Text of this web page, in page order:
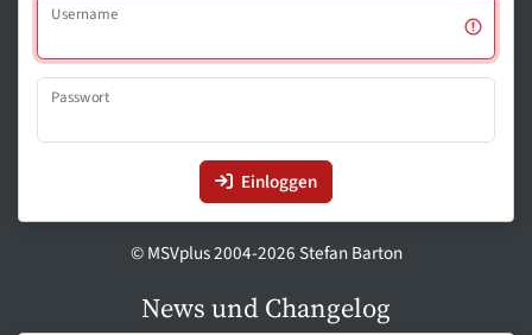
Username
Passwort
Einloggen
© MSVplus 2004-2026 Stefan Barton
News und Changelog